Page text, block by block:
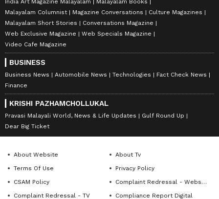
India Art Magazine Malayalam
Malayalam Books
Malayalam Columnist
Magazine Conversations
Culture Magazines
Malayalam Short Stories
Conversations Magazine
Web Exclusive Magazine
Web Specials Magazine
Video Cafe Magazine
BUSINESS
Business News Automobile News Technologies
Fact Check News
Finance
KRISHI PAZHAMCHOLLUKAL
Pravasi Malayali World, News & Life Updates
Gulf Round Up
Dear Big Ticket
About Website
About Tv
Terms Of Use
Privacy Policy
CSAM Policy
Complaint Redressal - Website
Complaint Redressal - TV
Compliance Report Digital